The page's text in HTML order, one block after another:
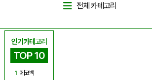
인기카테고리
TOP 10
1 에코백
전체 카테고리